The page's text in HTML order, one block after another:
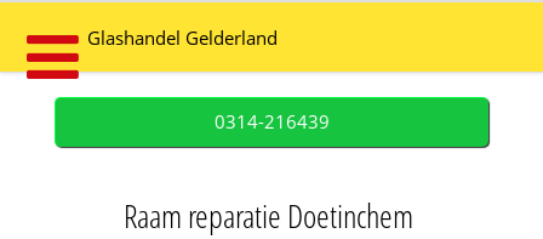
Glashandel Gelderland
0314-216439
Raam reparatie Doetinchem